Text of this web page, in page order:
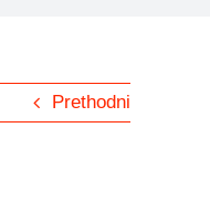
Prethodni